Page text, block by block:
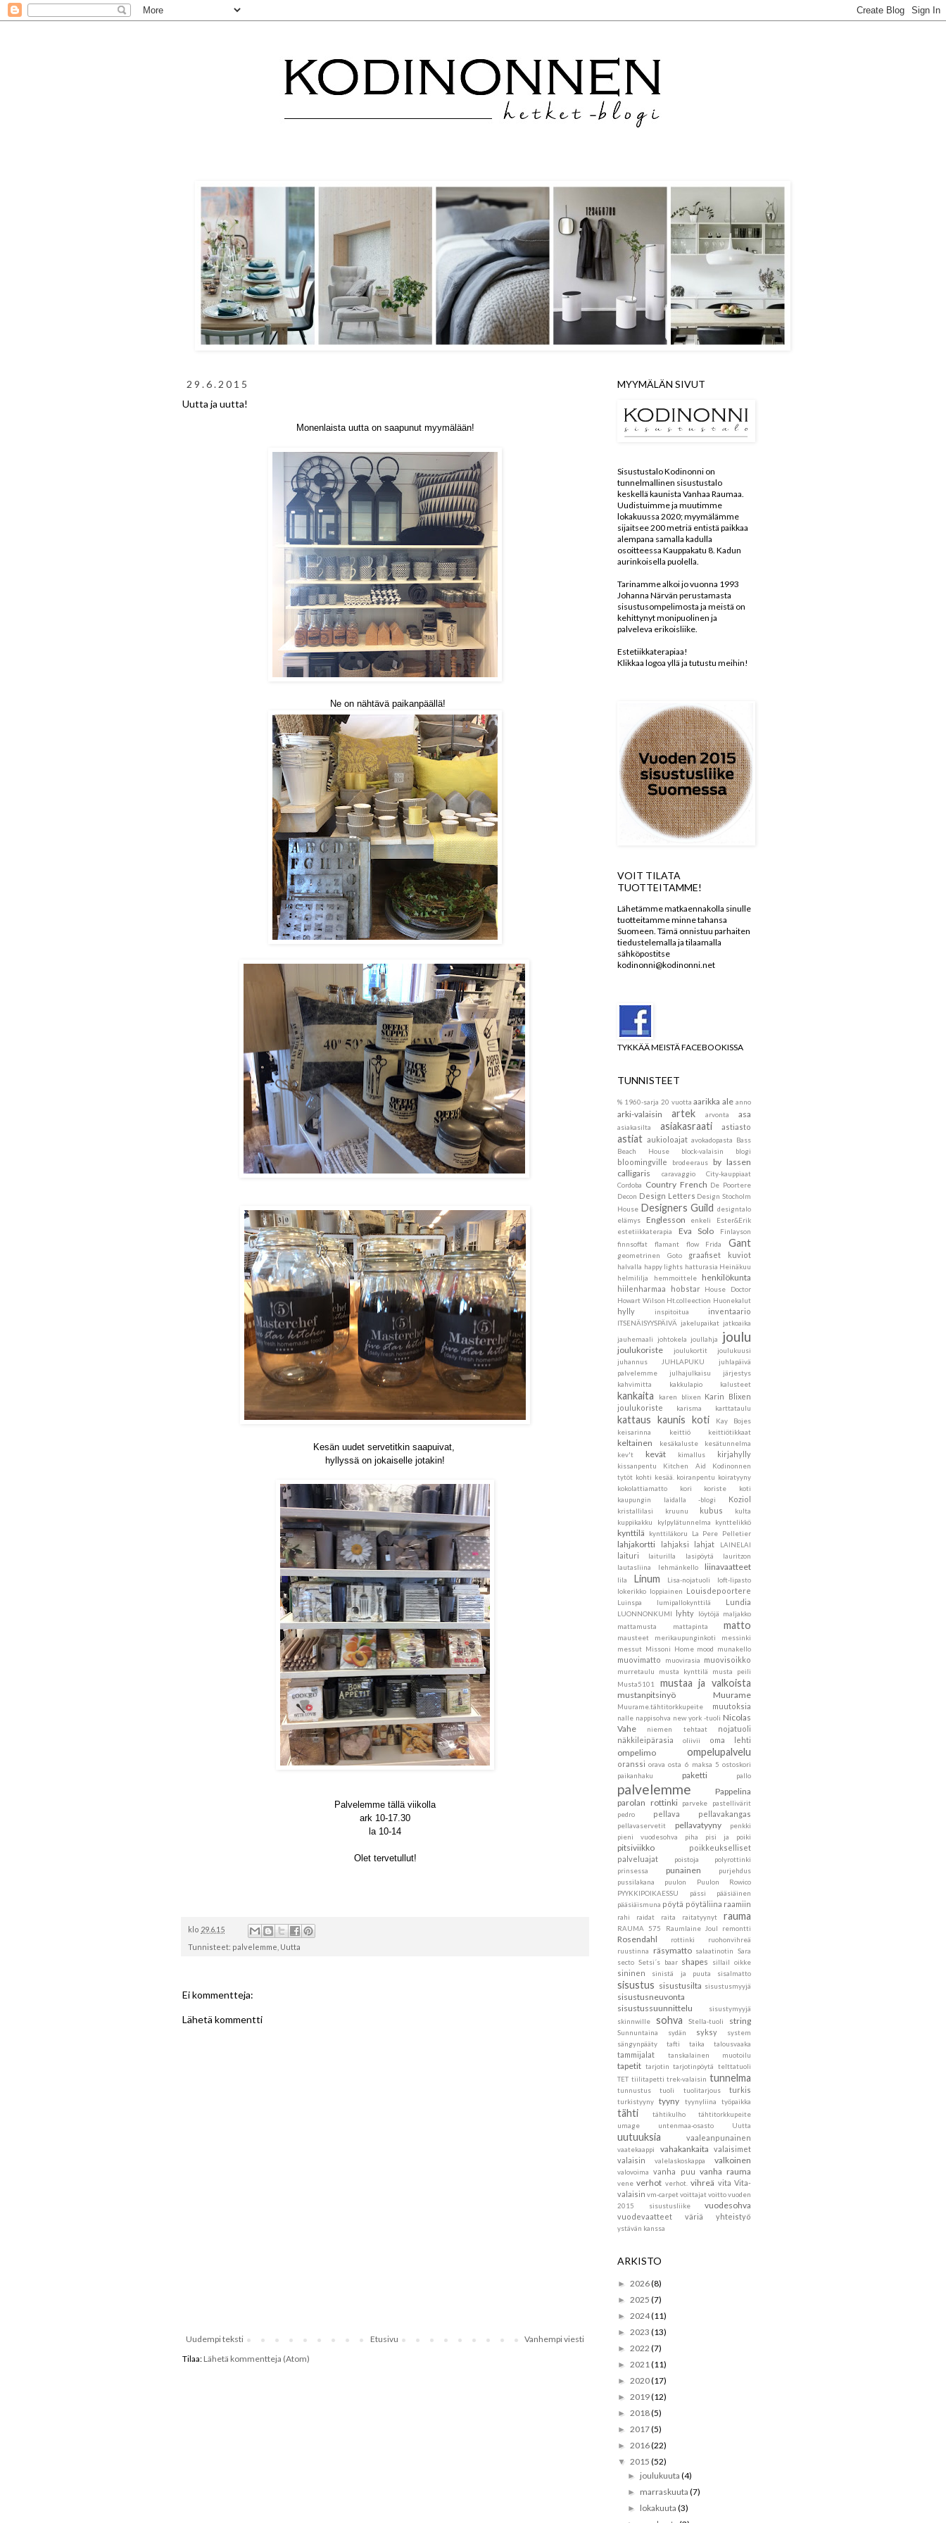
29.6.2015
Uutta ja uutta!
Monenlaista uutta on saapunut myymälään!
Ne on nähtävä paikanpäällä!
Kesän uudet servetitkin saapuivat,
hyllyssä on jokaiselle jotakin!
Palvelemme tällä viikolla
ark 10-17.30
la 10-14
Olet tervetullut!
klo 29.6.15
Tunnisteet: palvelemme Uutta
Ei kommentteja:
Lähetä kommentti
Uudempi teksti Vanhempi viesti
Etusivu
Tilaa: Lähetä kommentteja (Atom)
MYYMÄLÄN SIVUT
Sisustustalo Kodinonni on
tunnelmallinen sisustustalo
keskellä kaunista Vanhaa Raumaa.
Uudistuimme ja muutimme
lokakuussa 2020; myymälämme
sijaitsee 200 metriä entistä paikkaa
alempana samalla kadulla
osoitteessa Kauppakatu 8. Kadun
aurinkoisella puolella.
Tarinamme alkoi jo vuonna 1993
Johanna Närvän perustamasta
sisustusompelimosta ja meistä on
kehittynyt monipuolinen ja
palveleva erikoisliike.
Estetiikkaterapiaa!
Klikkaa logoa yllä ja tutustu meihin!
VOIT TILATA
TUOTTEITAMME!
Lähetämme matkaennakolla sinulle
tuotteitamme minne tahansa
Suomeen. Tämä onnistuu parhaiten
tiedustelemalla ja tilaamalla
sähköpostitse
kodinonni@kodinonni.net
TYKKÄÄ MEISTÄ FACEBOOKISSA
TUNNISTEET
% 1960-sarja 20 vuotta aarikka ale anno
arki-valaisin artek arvonta asa
asiakasilta asiakasraati astiasto
astiat aukioloajat avokadopasta
Bass
Beach House
block-valaisin blogi
bloomingville brodeeraus
by lassen
calligaris
caravaggio
City-kauppiaat
Cordoba
Country French De Poortere
Decon Design Letters Design Stocholm
House Designers Guild designtalo
elämys
Englesson enkeli
Ester&Erik
estetiikkaterapia
Eva Solo
Finlayson
finnsoffat
flamant flow Frida Gant
geometrinen Goto graafiset kuviot
halvalla happy lights hatturasia Heinäkuu
helmililja
hemmoittele henkilökunta
hiilenharmaa hobstar
House Doctor
Howart Wilson Ht.colleection Huonekalut
hylly inspitoitua inventaario
ITSENÄISYYSPÄIVÄ jakelupaikat jatkoaika
jauhemaali johtokela joullahja joulu
joulukoriste joulukortit
joulukuusi
juhannus
JUHLAPUKU
juhlapäivä
palvelemme
julhajulkaisu
järjestys
kahvimitta
kakkulapio kalusteet
kankaita karen blixen
Karin Blixen
joulukoriste
karisma karttataulu
kattaus kaunis koti
Kay Bojes
keisarinna
keittiö keittiötikkaat
keltainen kesäkaluste
kesätunnelma
kev't
kevät kimallus kirjahylly
kissanpentu Kitchen Aid
Kodinonnen
tytöt kohti kesää. koiranpentu koiratyyny
kokolattiamatto
kori koriste
koti
kaupungin laidalla -blogi
Koziol
kristallilasi kruunu kubus
kulta
kuppikakku
kylpylätunnelma kynttelikkö
kynttilä kynttiläkoru La Pere Pelletier
lahjakortti lahjaksi lahjat LAINELAI
laituri laiturilla lasipöytä
lauritzon
lautasliina
lehmänkello liinavaatteet
lila Linum Lisa-nojatuoli
loft-lipasto
lokerikko loppiainen Louisdepoortere
Luinspa lumipallokynttilä Lundia
LUONNONKUMI lyhty löytöjä
maljakko
mattamusta
mattapinta matto
mausteet merikaupunginkoti
messinki
messut Missoni Home mood munakello
muovimatto muovirasia muovisoikko
murretaulu musta kynttilä
musta peili
Musta5101
mustaa ja valkoista
mustanpitsinyö Muurame
Muurame.tähtitorkkupeite muutoksia
nalle nappisohva new york -tuoli Nicolas
Vahe
niemen tehtaat
nojatuoli
näkkileipärasia
oliivii oma lehti
ompelimo ompelupalvelu
oranssi orava osta 6 maksa 5 ostoskori
paikanhaku
paketti pallo
palvelemme
Pappelina
parolan rottinki
parveke
pastellivärit
pedro
pellava pellavakangas
pellavaservetit pellavatyyny
penkki
pieni vuodesohva
piha pisi ja poiki
pitsiviikko
poikkeukselliset
palveluajat
poistoja
polyrottinki
prinsessa
punainen
purjehdus
pussilakana
puulon
Puulon Rowico
PYYKKIPOIKAESSU
pässi
pääsiäinen
pääsiäismuna pöytä pöytäliina raamiin
rahi raidat raita raitatyynyt rauma
RAUMA 575 Raumlaine Joul remontti
Rosendahl rottinki
ruohonvihreä
ruustinna
räsymatto salaatinotin
Sara
secto Setsi´s baar shapes sillail oikke
sininen sinistä ja puuta sisalmatto
sisustus sisustusilta sisustusmyyjä
sisustusneuvonta
sisustussuunnittelu
sisustymyyjä
skinnwille
sohva Stella-tuoli string
Sunnuntaina sydän syksy
system
sängynpääty
tafti taika talousvaaka
tammijalat tanskalainen muotoilu
tapetit tarjotin tarjotinpöytä
telttatuoli
TET tiilitapetti trek-valaisin tunnelma
tunnustus tuoli tuolitarjous turkis
turkistyyny tyyny tyynyliina työpaikka
tähti tähtikulho
tähtitorkkupeite
umage
untenmaa-osasto Uutta
uutuuksia vaaleanpunainen
vaatekaappi vahakankaita
valaisimet
valaisin
valelaskoskappa valkoinen
valovoima vanha puu vanha rauma
vene verhot verhot. vihreä vita Vita-
valaisin vm-carpetvoittajatvoittovuoden
2015 sisustusliike
vuodesohva
vuodevaatteet väriä yhteistyö
ystävän kanssa
ARKISTO
► 2026(8)
► 2025 (7)
► 2024(11)
► 2023 (13)
► 2022 (7)
► 2021(11)
► 2020(17)
► 2019(12)
► 2018(5)
► 2017(5)
► 2016(22)
▼ 2015 (52)
► joulukuuta(4)
► marraskuuta(7)
► lokakuuta(3)